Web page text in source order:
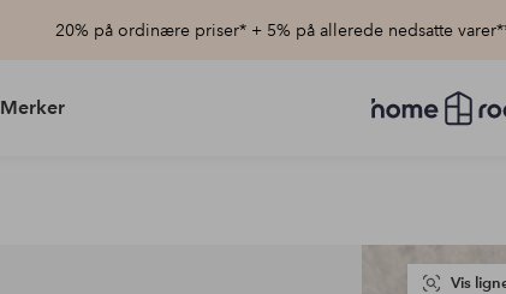
20% på ordinære priser* + 5% på allerede nedsatte
Merker
Homeroom
–
pris
Vis